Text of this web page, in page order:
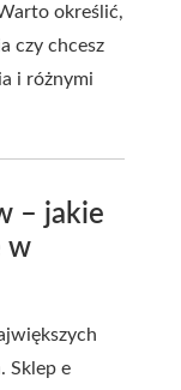
określić,
czy chcesz
i różnymi
– jakie
w
Sklep e